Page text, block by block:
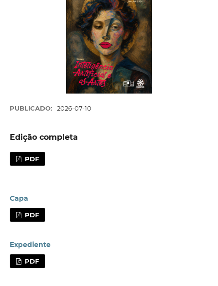
PUBLICADO: 2026-07-10
Edição completa
PDF
Capa
PDF
Expediente
PDF